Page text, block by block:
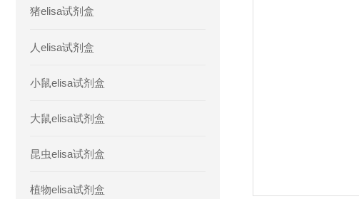
猪elisa试剂盒
人elisa试剂盒
小鼠elisa试剂盒
大鼠elisa试剂盒
昆虫elisa试剂盒
植物elisa试剂盒